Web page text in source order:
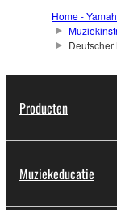
Home -
Producten
Muziekeducatie